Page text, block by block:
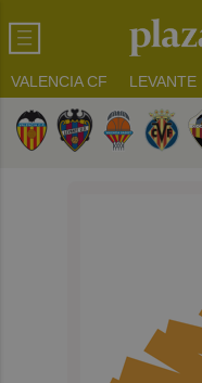
VALENCIA CF LEVANTE